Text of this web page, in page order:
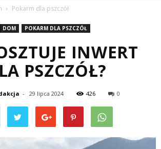
Pokarm dla pszczół
DOM POKARM DLA PSZCZÓŁ
INWERT
PSZCZÓŁ?
- 29 lipca 2024 426 0